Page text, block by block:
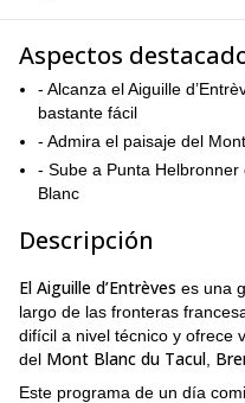
Aspectos
- Alcanza el Aiguille
bastante fácil
- Admira el paisaje del
- Sube a Punta
Blanc
Descripción
El Aiguille d’Entrèves es una
largo de las fronteras
difícil a nivel técnico y ofrece
del Mont Blanc du Tacul
Este programa de un día